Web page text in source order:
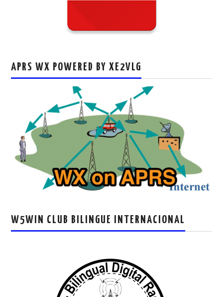
APRS WX POWERED BY XE2VLG
W5WIN CLUB BILINGUE INTERNACIONAL